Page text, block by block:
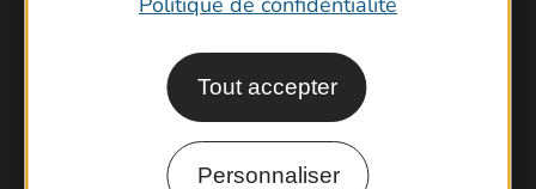
Tout accepter
Personnaliser